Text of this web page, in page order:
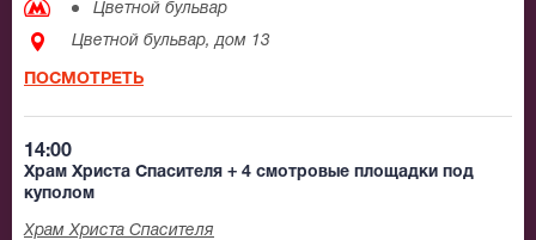
Цветной бульвар
Цветной бульвар, дом 13
ПОСМОТРЕТЬ
14:00
Храм Христа Спасителя + 4 смотровые площадки под
куполом
Храм Христа Спасителя